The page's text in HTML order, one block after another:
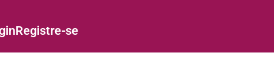
Registre-se